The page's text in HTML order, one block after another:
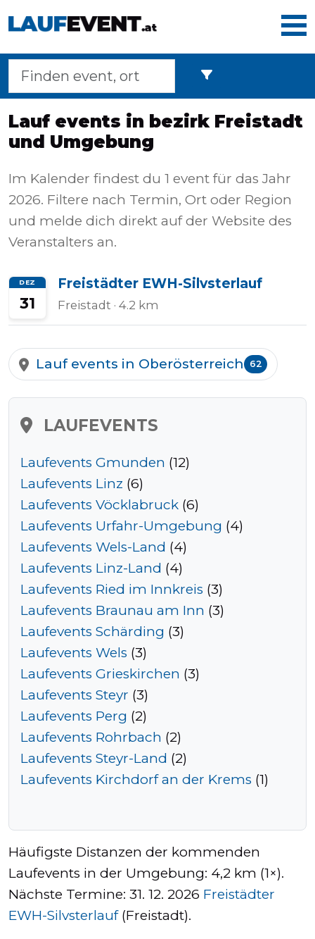
Home
Laufveranstaltungen
Langstreckenmarsche
OCR
Wien
Virtuelle
Läufe
Kinder
events
Tempo
Rechner
Wettkampfzeit-
Prognose
Herzfrequenzzonen
Event
hinzufügen
Lauf events in bezirk Freistadt
und Umgebung
Im Kalender findest du 1 event für das Jahr
2026. Filtere nach Termin, Ort oder Region
und melde dich direkt auf der Website des
Veranstalters an.
DEZ
31
Freistädter EWH-Silvsterlauf
Freistadt · 4.2 km
Lauf events in Oberösterreich 62
LAUFEVENTS
Laufevents Gmunden (12)
Laufevents Linz (6)
Laufevents Vöcklabruck (6)
Laufevents Urfahr-Umgebung (4)
Laufevents Wels-Land (4)
Laufevents Linz-Land (4)
Laufevents Ried im Innkreis (3)
Laufevents Braunau am Inn (3)
Laufevents Schärding (3)
Laufevents Wels (3)
Laufevents Grieskirchen (3)
Laufevents Steyr (3)
Laufevents Perg (2)
Laufevents Rohrbach (2)
Laufevents Steyr-Land (2)
Laufevents Kirchdorf an der Krems (1)
Häufigste Distanzen der kommenden
Laufevents in der Umgebung: 4,2 km (1×).
Nächste Termine: 31. 12. 2026 Freistädter
EWH-Silvsterlauf(Freistadt).